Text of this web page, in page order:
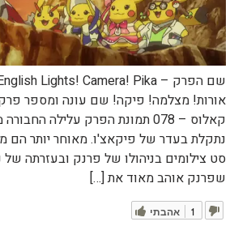
קאלוס – 078 תמונת הפרק עלילה
נתקלת בעדר של פיקאצ'ו. מאוחר יותר הם
סט צילומים בניהולו של פרנק ובעזרתה של
שפרנק אוהב מאוד את […]
אהבתי 1